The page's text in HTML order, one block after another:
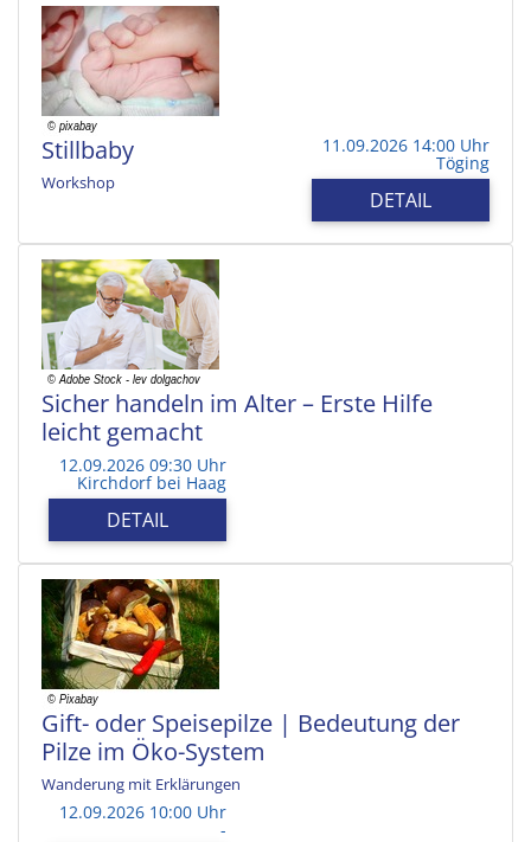
Stillbaby
Workshop
11.09.2026 14:00 Uhr
Töging
DETAIL
Sicher handeln im Alter – Erste Hilfe
leicht gemacht
12.09.2026 09:30 Uhr
Kirchdorf bei Haag
DETAIL
Gift- oder Speisepilze | Bedeutung der
Pilze im Öko-System
Wanderung mit Erklärungen
12.09.2026 10:00 Uhr
-